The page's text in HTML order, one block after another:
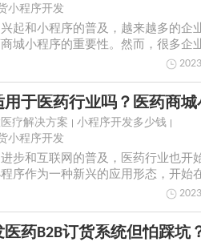
小程序开发
起和小程序的普及，越来越多的企
城小程序的重要性。然而，很多企
疗解决方案
小程序开发多少钱
小程序开发
步和互联网的普及，医药行业也开
序作为一种新兴的应用形态，开始